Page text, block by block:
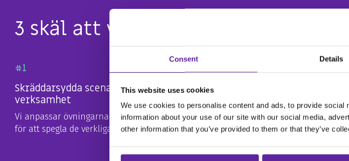
Consent Details
This website uses cookies
We use cookies to personalise content and ads, to provide
information about your use of our site with our social media,
other information that you’ve provided to them or that they’ve
3 skäl att välja Incident Readiness
#1
Skräddarsydda scenarion för er
verksamhet
Vi anpassar övningarna utifrån era specifika behov
för att spegla de verkliga hot ni kan möta.
#2
Genom att simulera en
upptäcka och åtgärda
en angripare.